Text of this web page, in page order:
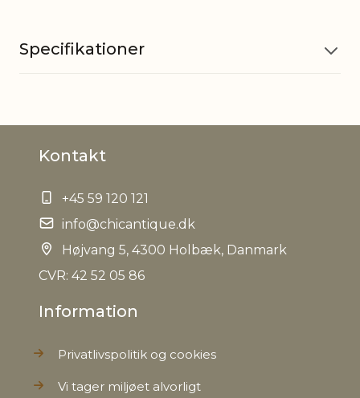
Specifikationer
EAN
Tariffnumber
Bruttovægt
Kontakt
+45 59 120 121
info@chicantique.dk
Højvang 5, 4300 Holbæk, Danmark
CVR: 42 52 05 86
Information
Privatlivspolitik og cookies
Vi tager miljøet alvorligt